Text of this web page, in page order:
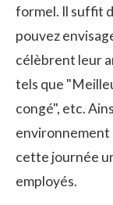
formel. Il suffit
pouvez
célèbrent leur
tels que
congé", etc.
environnement
cette journée
employés.